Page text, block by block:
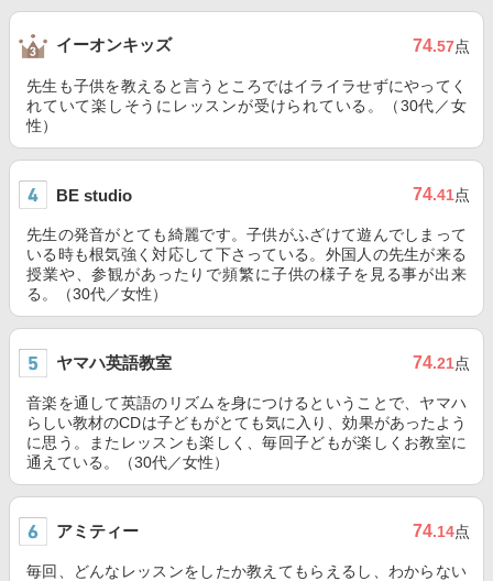
イーオンキッズ 74.57点
先生も子供を教えると言うところではイライラせずにやってく
れていて楽しそうにレッスンが受けられている。（30代／女
性）
BE studio 74.41点
先生の発音がとても綺麗です。子供がふざけて遊んでしまって
いる時も根気強く対応して下さっている。外国人の先生が来る
授業や、参観があったりで頻繁に子供の様子を見る事が出来
る。（30代／女性）
ヤマハ英語教室 74.21点
音楽を通して英語のリズムを身につけるということで、ヤマハ
らしい教材のCDは子どもがとても気に入り、効果があったよう
に思う。またレッスンも楽しく、毎回子どもが楽しくお教室に
通えている。（30代／女性）
アミティー 74.14点
毎回、どんなレッスンをしたか教えてもらえるし、わからない